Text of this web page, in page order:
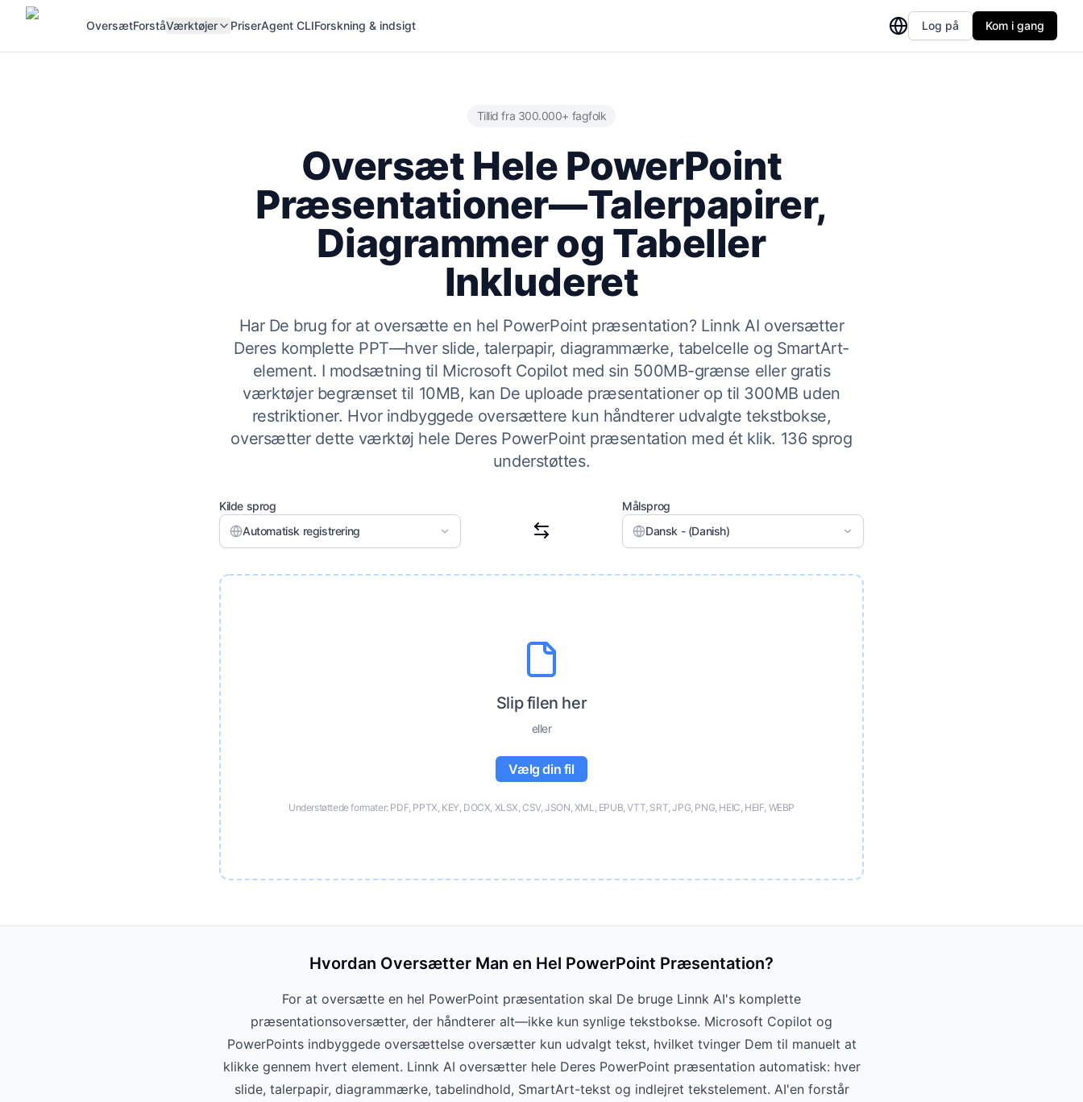
OversætForståVærktøjer PriserAgent CLIForskning & indsigt Log på Kom i gang
Tillid fra 300.000+ fagfolk
Oversæt Hele PowerPoint
Præsentationer—Talerpapirer,
Diagrammer og Tabeller
Inkluderet
Har De brug for at oversætte en hel PowerPoint præsentation? Linnk AI oversætter
Deres komplette PPT—hver slide, talerpapir, diagrammærke, tabelcelle og SmartArt-
element. I modsætning til Microsoft Copilot med sin 500MB-grænse eller gratis
værktøjer begrænset til 10MB, kan De uploade præsentationer op til 300MB uden
restriktioner. Hvor indbyggede oversættere kun håndterer udvalgte tekstbokse,
oversætter dette værktøj hele Deres PowerPoint præsentation med ét klik. 136 sprog
understøttes.
Kilde sprog
Automatisk registrering
Målsprog
Dansk - (Danish)
Slip filen her
eller
Vælg din fil
Understøttede formater: PDF, PPTX, KEY, DOCX, XLSX, CSV, JSON, XML, EPUB, VTT, SRT, JPG, PNG, HEIC, HEIF, WEBP
Hvordan Oversætter Man en Hel PowerPoint Præsentation?
For at oversætte en hel PowerPoint præsentation skal De bruge Linnk AI's komplette
præsentationsoversætter, der håndterer alt—ikke kun synlige tekstbokse. Microsoft Copilot og
PowerPoints indbyggede oversættelse oversætter kun udvalgt tekst, hvilket tvinger Dem til manuelt at
klikke gennem hvert element. Linnk AI oversætter hele Deres PowerPoint præsentation automatisk: hver
slide, talerpapir, diagrammærke, tabelindhold, SmartArt-tekst og indlejret tekstelement. AI'en forstår